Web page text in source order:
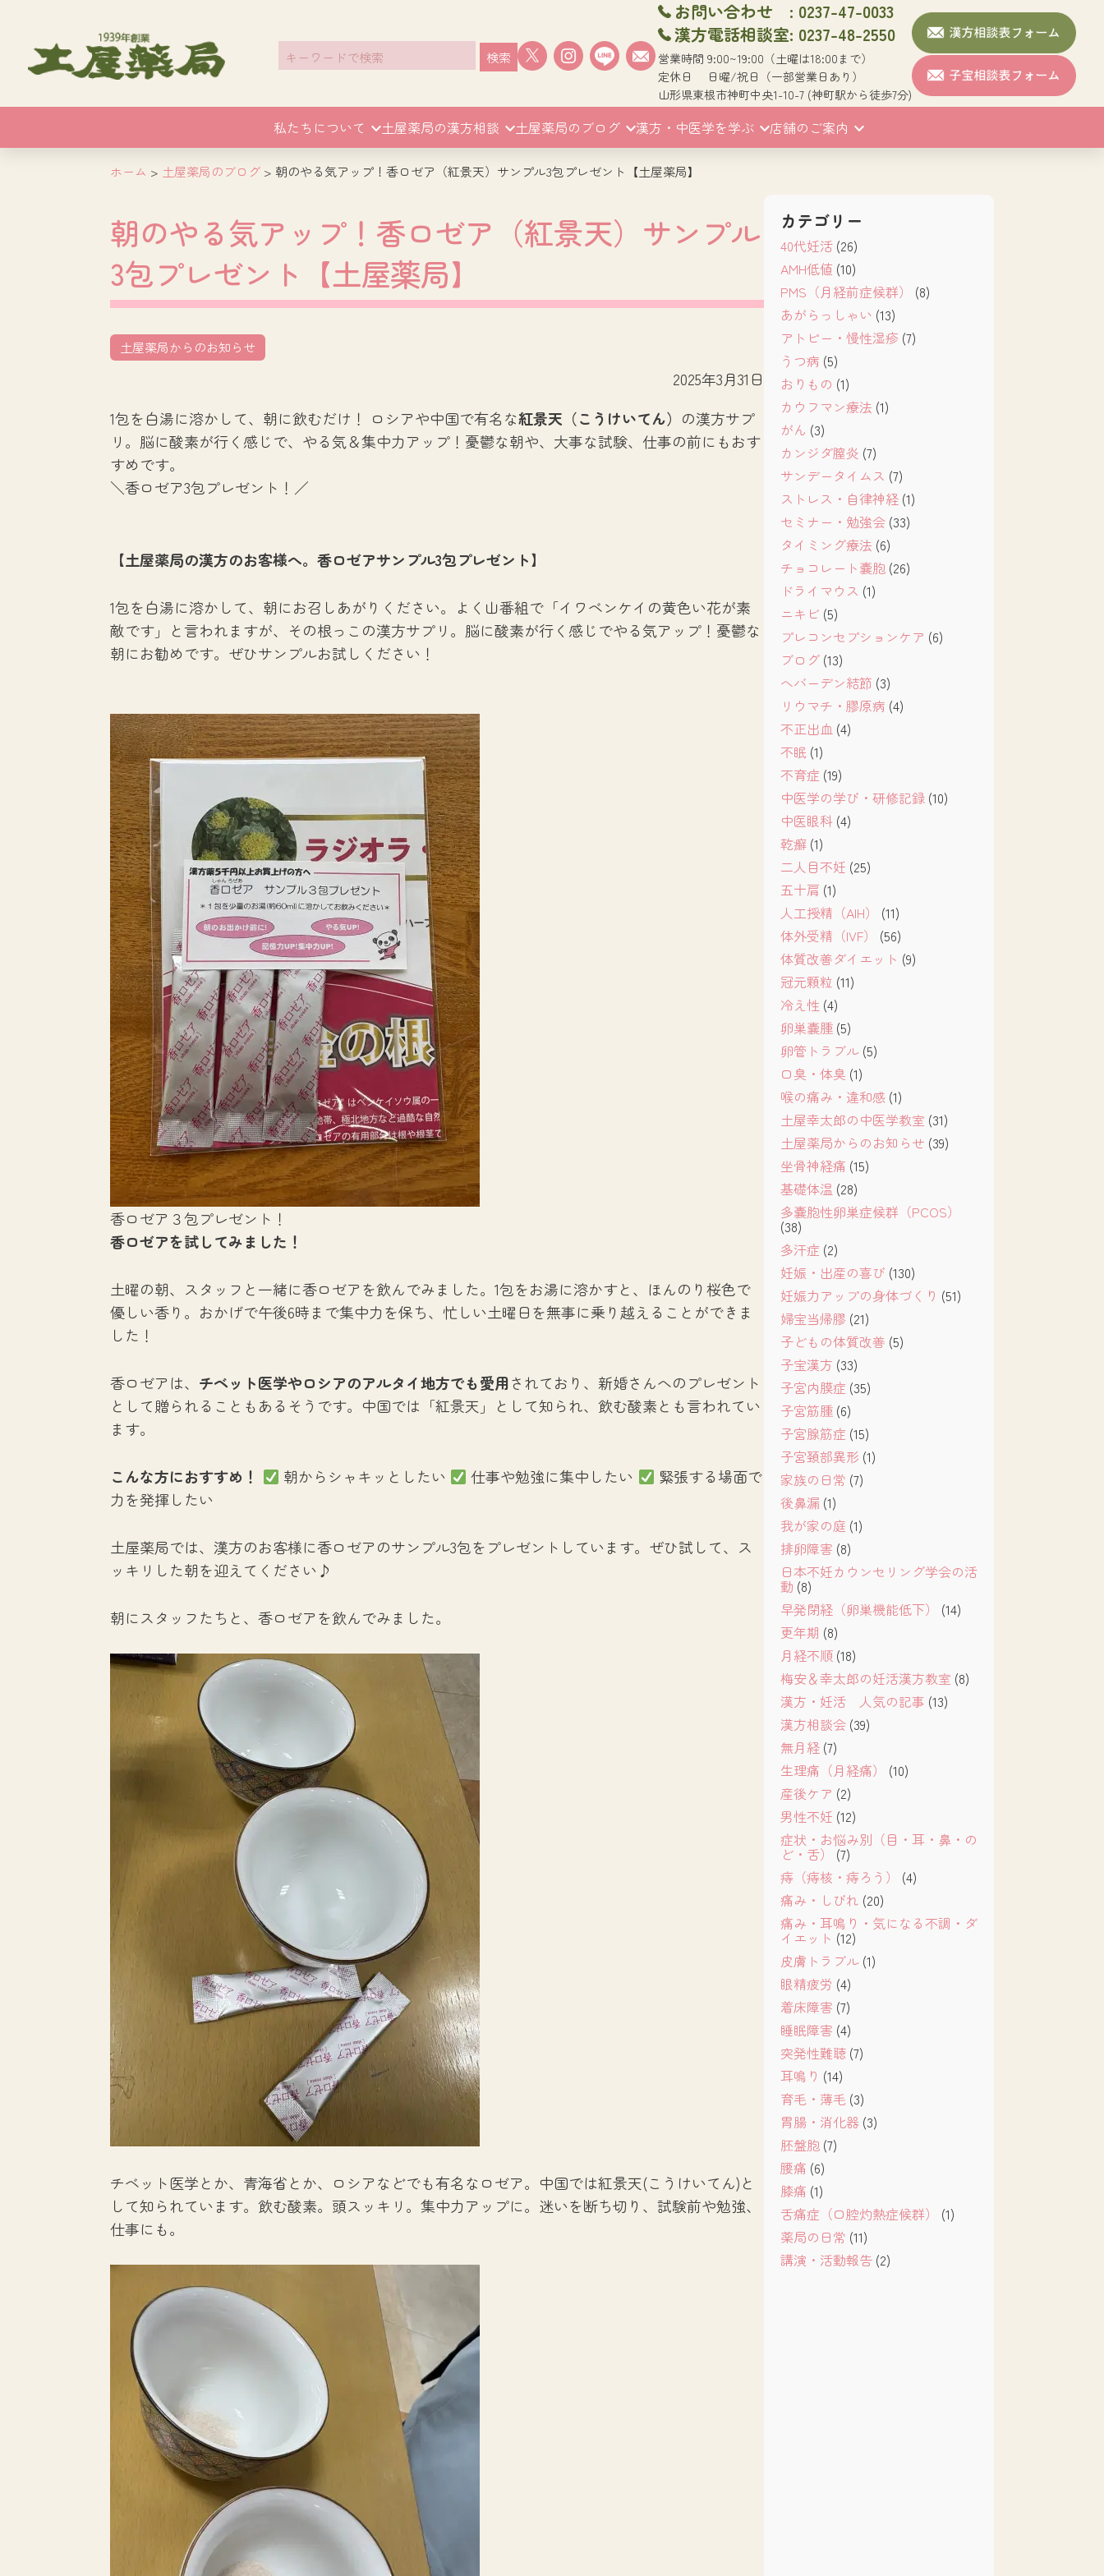
Search
for: 検索
お問い合わせ : 0237-47-0033
漢方電話相談室: 0237-48-2550
営業時間 9:00~19:00（土曜は18:00まで）
定休日 日曜/祝日（一部営業日あり）
山形県東根市神町中央1-10-7 (神町駅から徒歩7分)
私たちについて 土屋薬局の漢方相談 土屋薬局のブログ 漢方・中医学を学ぶ 店舗のご案内
ホーム > 土屋薬局のブログ >朝のやる気アップ！香ロゼア（紅景天）サンプル3包プレゼント【土屋薬局】
朝のやる気アップ！香ロゼア（紅景天）サンプル
3包プレゼント【土屋薬局】
土屋薬局からのお知らせ
2025年3月31日
1包を白湯に溶かして、朝に飲むだけ！ ロシアや中国で有名な紅景天（こうけいてん） の漢方サプ
リ。脳に酸素が行く感じで、やる気＆集中力アップ！憂鬱な朝や、大事な試験、仕事の前にもおす
すめです。
＼香ロゼア3包プレゼント！／
【土屋薬局の漢方のお客様へ。香ロゼアサンプル3包プレゼント】
1包を白湯に溶かして、朝にお召しあがりください。よく山番組で「イワベンケイの黄色い花が素
敵です」と言われますが、その根っこの漢方サプリ。脳に酸素が行く感じでやる気アップ！憂鬱な
朝にお勧めです。ぜひサンプルお試しください！
香ロゼア３包プレゼント！
香ロゼアを試してみました！
土曜の朝、スタッフと一緒に香ロゼアを飲んでみました。1包をお湯に溶かすと、ほんのり桜色で
優しい香り。おかげで午後6時まで集中力を保ち、忙しい土曜日を無事に乗り越えることができま
した！
香ロゼアは、 チベット医学やロシアのアルタイ地方でも愛用されており、新婚さんへのプレゼント
として贈られることもあるそうです。中国では「紅景天」として知られ、飲む酸素とも言われてい
ます。
こんな方におすすめ！ 朝からシャキッとしたい 仕事や勉強に集中したい
緊張する場面で
力を発揮したい
土屋薬局では、漢方のお客様に香ロゼアのサンプル3包をプレゼントしています。ぜひ試して、ス
ッキリした朝を迎えてください♪
朝にスタッフたちと、香ロゼアを飲んでみました。
チベット医学とか、青海省とか、ロシアなどでも有名なロゼア。中国では紅景天(こうけいてん)と
して知られています。飲む酸素。頭スッキリ。集中力アップに。迷いを断ち切り、試験前や勉強、
仕事にも。
カテゴリー
40代妊活(26)
AMH低値 (10)
PMS（月経前症候群）
(8)
あがらっしゃい (13)
アトピー・慢性湿疹 (7)
うつ病 (5)
おりもの (1)
カウフマン療法 (1)
がん (3)
カンジダ膣炎 (7)
サンデータイムス (7)
ストレス・自律神経(1)
セミナー・勉強会(33)
タイミング療法 (6)
チョコレート嚢胞(26)
ドライマウス (1)
ニキビ (5)
プレコンセプションケア (6)
ブログ(13)
へバーデン結節 (3)
リウマチ・膠原病 (4)
不正出血(4)
不眠(1)
不育症 (19)
中医学の学び・研修記録(10)
中医眼科 (4)
乾癬(1)
二人目不妊 (25)
五十肩 (1)
人工授精（AIH）
(11)
体外受精（IVF）
(56)
体質改善ダイエット (9)
冠元顆粒 (11)
冷え性 (4)
卵巣嚢腫(5)
卵管トラブル(5)
口臭・体臭 (1)
喉の痛み・違和感 (1)
土屋幸太郎の中医学教室 (31)
土屋薬局からのお知らせ (39)
坐骨神経痛 (15)
基礎体温 (28)
多嚢胞性卵巣症候群（PCOS）
(38)
多汗症 (2)
妊娠・出産の喜び (130)
妊娠力アップの身体づくり (51)
婦宝当帰膠(21)
子どもの体質改善 (5)
子宝漢方 (33)
子宮内膜症 (35)
子宮筋腫(6)
子宮腺筋症 (15)
子宮頚部異形 (1)
家族の日常 (7)
後鼻漏(1)
我が家の庭 (1)
排卵障害 (8)
日本不妊カウンセリング学会の活
動 (8)
早発閉経（卵巣機能低下）
(14)
更年期 (8)
月経不順(18)
梅安＆幸太郎の妊活漢方教室 (8)
漢方・妊活 人気の記事 (13)
漢方相談会(39)
無月経(7)
生理痛（月経痛）
(10)
産後ケア (2)
男性不妊 (12)
症状・お悩み別（目・耳・鼻・の
ど・舌）
(7)
痔（痔核・痔ろう）
(4)
痛み・しびれ (20)
痛み・耳鳴り・気になる不調・ダ
イエット (12)
皮膚トラブル(1)
眼精疲労 (4)
着床障害 (7)
睡眠障害 (4)
突発性難聴(7)
耳鳴り (14)
育毛・薄毛(3)
胃腸・消化器(3)
胚盤胞(7)
腰痛 (6)
膝痛 (1)
舌痛症（口腔灼熱症候群）
(1)
薬局の日常 (11)
講演・活動報告(2)